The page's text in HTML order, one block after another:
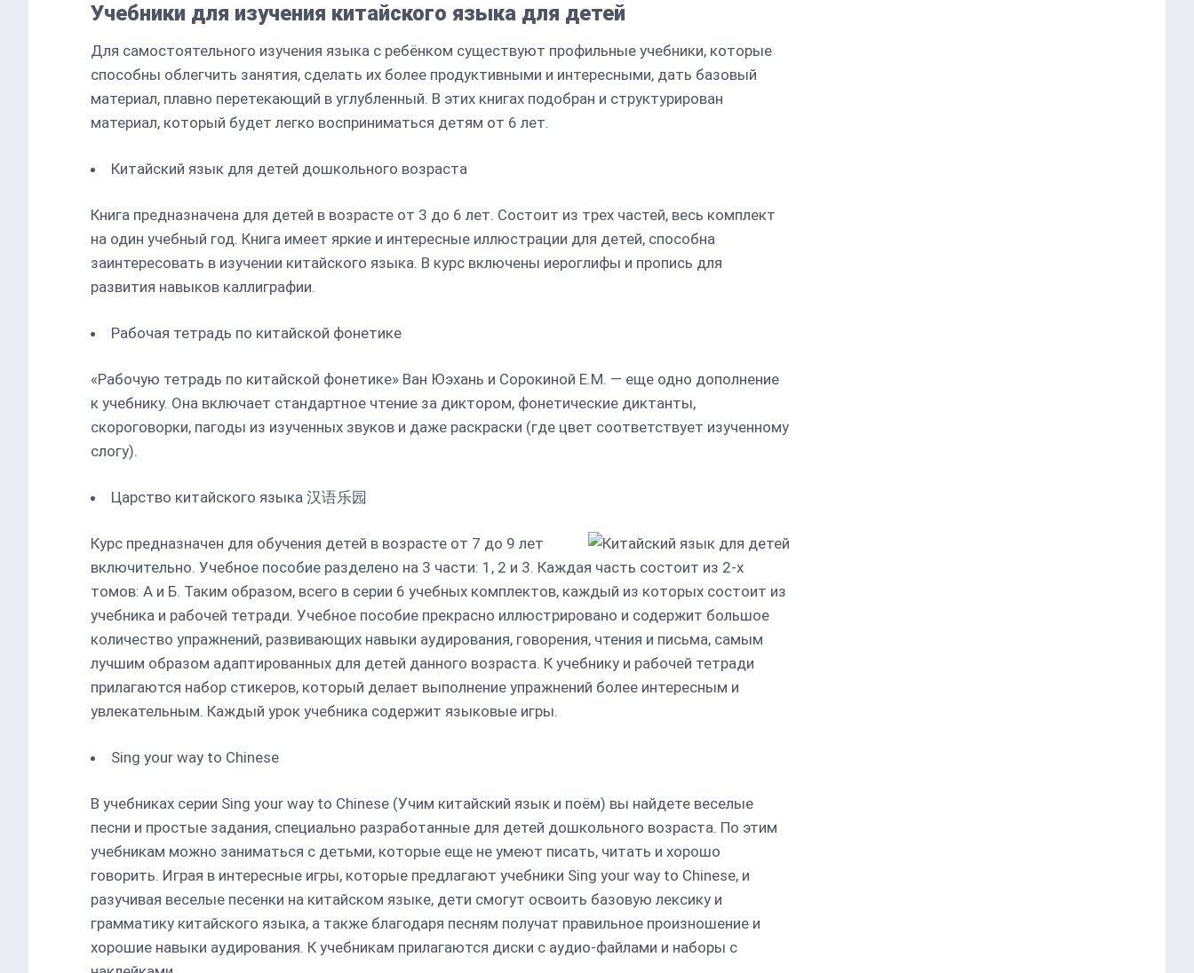
Учебники для изучения китайского языка для детей
Для самостоятельного изучения языка с ребёнком существуют профильные учебники, которые
способны облегчить занятия, сделать их более продуктивными и интересными, дать базовый
материал, плавно перетекающий в углубленный. В этих книгах подобран и структурирован
материал, который будет легко восприниматься детям от 6 лет.
Китайский язык для детей дошкольного возраста
Книга предназначена для детей в возрасте от 3 до 6 лет. Состоит из трех частей, весь комплект
на один учебный год. Книга имеет яркие и интересные иллюстрации для детей, способна
заинтересовать в изучении китайского языка. В курс включены иероглифы и пропись для
развития навыков каллиграфии.
Рабочая тетрадь по китайской фонетике
«Рабочую тетрадь по китайской фонетике» Ван Юэхань и Сорокиной Е.М. — еще одно дополнение
к учебнику. Она включает стандартное чтение за диктором, фонетические диктанты,
скороговорки, пагоды из изученных звуков и даже раскраски (где цвет соответствует изученному
слогу).
Царство китайского языка 汉语乐园
Курс предназначен для обучения детей в возрасте от 7 до 9 лет
включительно. Учебное пособие разделено на 3 части: 1, 2 и 3. Каждая часть состоит из 2-х
томов: А и Б. Таким образом, всего в серии 6 учебных комплектов, каждый из которых состоит из
учебника и рабочей тетради. Учебное пособие прекрасно иллюстрировано и содержит большое
количество упражнений, развивающих навыки аудирования, говорения, чтения и письма, самым
лучшим образом адаптированных для детей данного возраста. К учебнику и рабочей тетради
прилагаются набор стикеров, который делает выполнение упражнений более интересным и
увлекательным. Каждый урок учебника содержит языковые игры.
Sing your way to Chinese
В учебниках серии Sing your way to Chinese (Учим китайский язык и поём) вы найдете веселые
песни и простые задания, специально разработанные для детей дошкольного возраста. По этим
учебникам можно заниматься с детьми, которые еще не умеют писать, читать и хорошо
говорить. Играя в интересные игры, которые предлагают учебники Sing your way to Chinese, и
разучивая веселые песенки на китайском языке, дети смогут освоить базовую лексику и
грамматику китайского языка, а также благодаря песням получат правильное произношение и
хорошие навыки аудирования. К учебникам прилагаются диски с аудио-файлами и наборы с